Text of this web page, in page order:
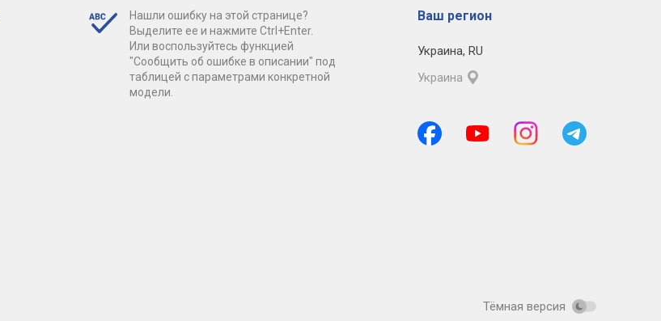
Нашли ошибку на этой странице?
Выделите ее и нажмите Ctrl+Enter.
Или воспользуйтесь функцией
"Сообщить об ошибке в описании" под
таблицей с параметрами конкретной
модели.
Ваш регион
Украина, RU
Украина
Тёмная версия